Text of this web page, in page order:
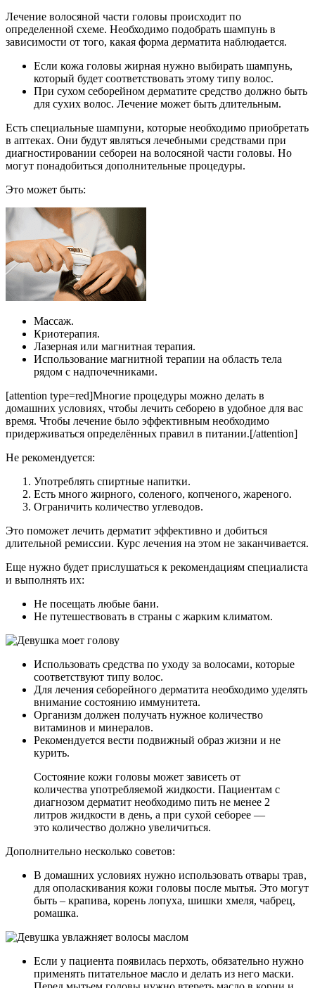
Лечение волосяной части головы происходит по
определенной схеме. Необходимо подобрать шампунь в
зависимости от того, какая форма дерматита наблюдается.
Если кожа головы жирная нужно выбирать шампунь,
который будет соответствовать этому типу волос.
При сухом себорейном дерматите средство должно быть
для сухих волос. Лечение может быть длительным.
Есть специальные шампуни, которые необходимо приобретать
в аптеках. Они будут являться лечебными средствами при
диагностировании себореи на волосяной части головы. Но
могут понадобиться дополнительные процедуры.
Это может быть:
Массаж.
Криотерапия.
Лазерная или магнитная терапия.
Использование магнитной терапии на область тела
рядом с надпочечниками.
[attention type=red]Многие процедуры можно делать в
домашних условиях, чтобы лечить себорею в удобное для вас
время. Чтобы лечение было эффективным необходимо
придерживаться определённых правил в питании.[/attention]
Не рекомендуется:
Употреблять спиртные напитки.
Есть много жирного, соленого, копченого, жареного.
Ограничить количество углеводов.
Это поможет лечить дерматит эффективно и добиться
длительной ремиссии. Курс лечения на этом не заканчивается.
Еще нужно будет прислушаться к рекомендациям специалиста
и выполнять их:
Не посещать любые бани.
Не путешествовать в страны с жарким климатом.
Использовать средства по уходу за волосами, которые
соответствуют типу волос.
Для лечения себорейного дерматита необходимо уделять
внимание состоянию иммунитета.
Организм должен получать нужное количество
витаминов и минералов.
Рекомендуется вести подвижный образ жизни и не
курить.
Состояние кожи головы может зависеть от
количества употребляемой жидкости. Пациентам с
диагнозом дерматит необходимо пить не менее 2
литров жидкости в день, а при сухой себорее —
это количество должно увеличиться.
Дополнительно несколько советов:
В домашних условиях нужно использовать отвары трав,
для ополаскивания кожи головы после мытья. Это могут
быть – крапива, корень лопуха, шишки хмеля, чабрец,
ромашка.
Если у пациента появилась перхоть, обязательно нужно
применять питательное масло и делать из него маски.